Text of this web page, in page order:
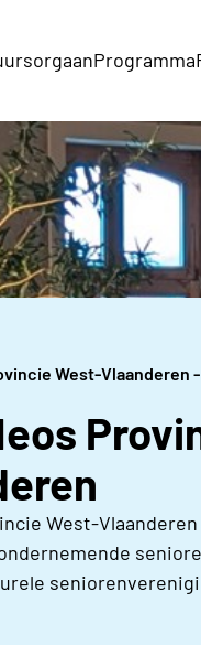
Programma
West-Vlaanderen -
West-Vlaanderen